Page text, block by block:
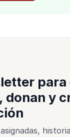
para
y